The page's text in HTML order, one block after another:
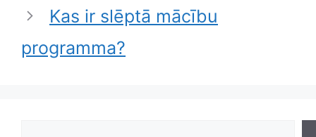
Kas ir slēptā mācību
programma?